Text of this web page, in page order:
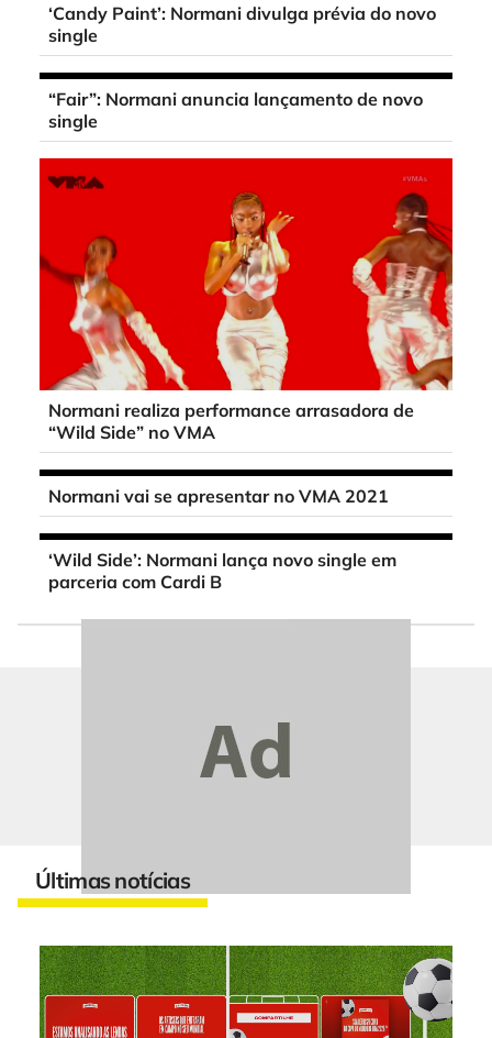
‘Candy Paint’: Normani divulga prévia do novo
single
“Fair”: Normani anuncia lançamento de novo
single
Normani realiza performance arrasadora de
“Wild Side” no VMA
Normani vai se apresentar no VMA 2021
‘Wild Side’: Normani lança novo single em
parceria com Cardi B
Últimas notícias